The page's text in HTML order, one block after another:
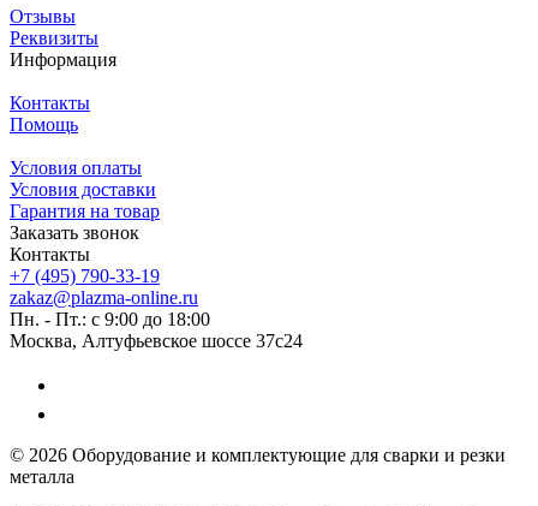
Отзывы
Реквизиты
Информация
Контакты
Помощь
Условия оплаты
Условия доставки
Гарантия на товар
Заказать звонок
Контакты
+7 (495) 790-33-19
zakaz@plazma-online.ru
Пн. - Пт.: с 9:00 до 18:00
Москва, Алтуфьевское шоссе 37с24
© 2026 Оборудование и комплектующие для сварки и резки
металла